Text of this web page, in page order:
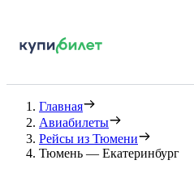
Главная
Авиабилеты
Рейсы из Тюмени
Тюмень — Екатеринбург